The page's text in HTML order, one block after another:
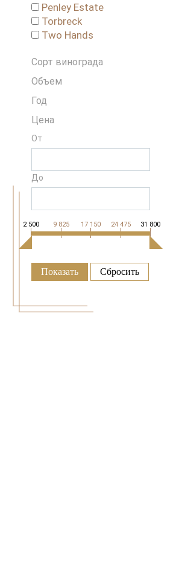
Penley Estate
Torbreck
Two Hands
Сорт винограда
Объем
Год
Цена
От
До
2 500 9 825 17 150 24 475 31 800